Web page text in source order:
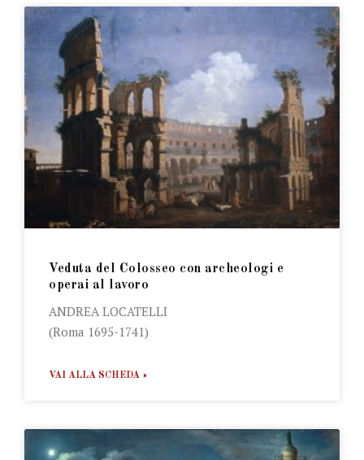
Veduta del Colosseo con archeologi e
operai al lavoro
ANDREA LOCATELLI
(Roma 1695-1741)
VAI ALLA SCHEDA »